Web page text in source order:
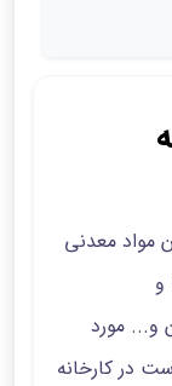
مواد معدنی
و
و... مورد
در کارخانه